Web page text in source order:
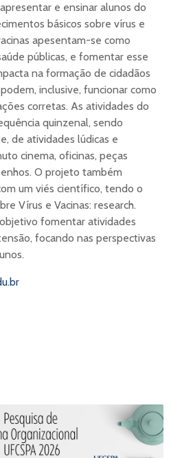
e ensinar alunos do
básicos sobre vírus e
apesentam-se como
públicas, e fomentar esse
na formação de cidadãos
inclusive, funcionar como
corretas. As atividades do
quinzenal, sendo
de atividades lúdicas e
cinema, oficinas, peças
O projeto também
um viés científico, tendo o
Vírus e Vacinas: research.
fomentar atividades
focando nas perspectivas